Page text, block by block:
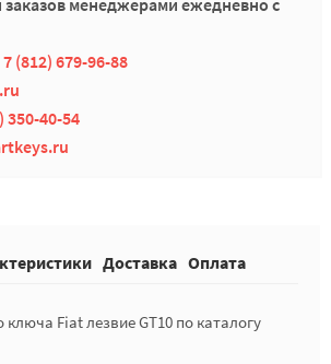
менеджерами ежедневно с
7 (812) 679-96-88
350-40-54
Доставка Оплата
Fiat лезвие GT10 по каталогу